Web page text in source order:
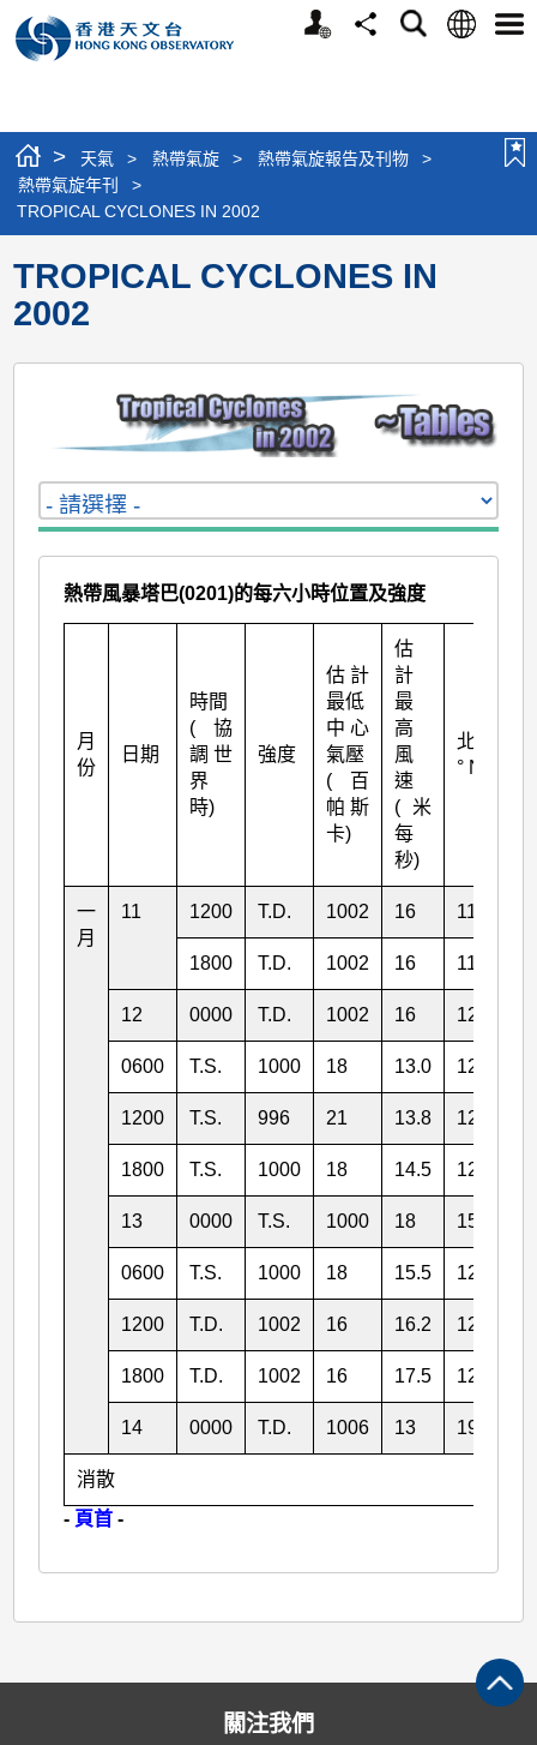
個
分
搜
語
選
> 天氣 > 熱帶氣旋 > 熱帶氣旋報告及刊物
>
熱帶氣旋年刊
>
TROPICAL CYCLONES IN 2002
TROPICAL CYCLONES IN
2002
熱帶風暴塔巴(0201)的每六小時位置及強度
月
份
日期
時間
(協
調世
界
時)
強度
估計
最低
中心
氣壓
(百
帕斯
卡)
估
計
最
高
風
速
(米
每
秒)
北緯
° N
一
月
11 1200 T.D. 1002 16 11.4
1800 T.D. 1002 16 11.7
12 0000 T.D. 1002 16 12.3
0600 T.S. 1000 18 13.0 126.8
1200 T.S. 996 21 13.8 125.6
1800 T.S. 1000 18 14.5 124.6
13 0000 T.S. 1000 18 15.0
0600 T.S. 1000 18 15.5 123.1
1200 T.D. 1002 16 16.2 122.6
1800 T.D. 1002 16 17.5 122.1
14 0000 T.D. 1006 13 19.0
消散
- 頁首 -
關注我們